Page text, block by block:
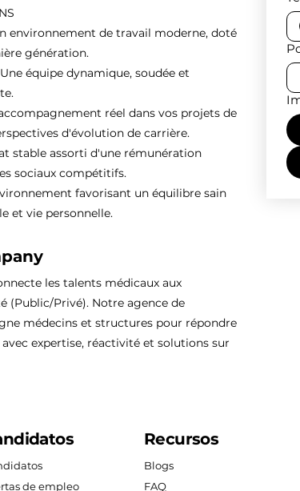
environnement de travail moderne, doté
génération.
équipe dynamique, soudée et
réel dans vos projets de
d'évolution de carrière.
stable assorti d'une rémunération
sociaux compétitifs.
favorisant un équilibre sain
et vie personnelle.
les talents médicaux aux
(Public/Privé). Notre agence de
médecins et structures pour répondre
expertise, réactivité et solutions sur
de empleo
Recursos
Blogs
FAQ